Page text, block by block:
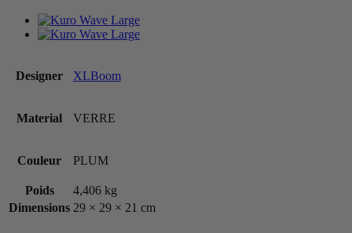
Designer XLBoom
Material VERRE
Couleur PLUM
Poids
4,406 kg
Dimensions 29 × 29 × 21 cm